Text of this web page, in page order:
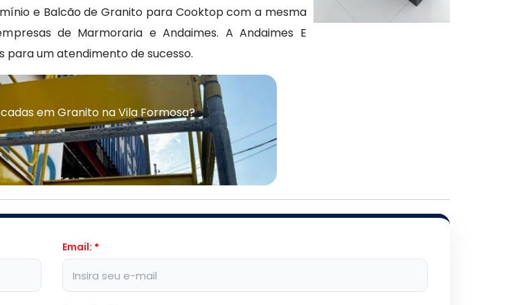
e Balcão de Granito para Cooktop com a mesma
de Marmoraria e Andaimes. A Andaimes E
para um atendimento de sucesso.
em Granito na Vila Formosa?
Email: *